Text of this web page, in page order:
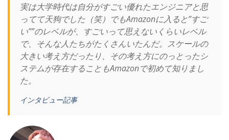
実は大学時代は自分がすごい優れたエンジニアと思
ってて天狗でした（笑）でもAmazonに入ると”すご
い””のレベルが、すごいって思えないくらいレベル
で、そんな人たちがたくさんいたんだ。スケールの
大きい考え方だったり、その考え方にのっとったシ
ステムが存在することもAmazonで初めて知りまし
た。
インタビュー記事